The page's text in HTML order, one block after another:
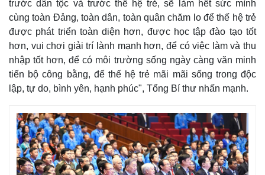
trước dân tộc và trước thế hệ trẻ, sẽ làm hết sức mình
cùng toàn Đảng, toàn dân, toàn quân chăm lo để thế hệ trẻ
được phát triển toàn diện hơn, được học tập đào tạo tốt
hơn, vui chơi giải trí lành mạnh hơn, để có việc làm và thu
nhập tốt hơn, để có môi trường sống ngày càng văn minh
tiến bộ công bằng, để thế hệ trẻ mãi mãi sống trong độc
lập, tự do, bình yên, hạnh phúc", Tổng Bí thư nhấn mạnh.